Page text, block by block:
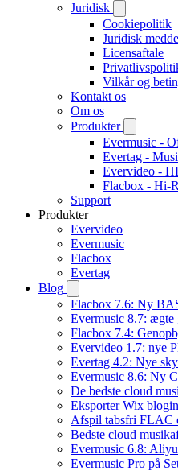
Juridisk
Cookiepolitik
Juridisk
Licensaftale
Vilkår og
Kontakt os
Om os
Produkter
Evermusic -
Evertag -
Evervideo -
Flacbox - Hi-
Support
Produkter
Evervideo
Evermusic
Flacbox
Evertag
Blog
Flacbox 7.6: Ny
Evermusic 8.7: ægte
Flacbox 7.4:
Evervideo 1.7: nye
Evertag 4.2: Nye
Evermusic 8.6: Ny
De bedste cloud
Eksporter Wix
Afspil tabsfri FLAC
Bedste cloud
Evermusic 6.8:
Evermusic Pro på